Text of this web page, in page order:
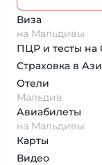
Виза
на Мальдивы
ПЦР и тесты на
Страховка в
Отели
Мальдив
Авиабилеты
на Мальдивы
Карты
Видео